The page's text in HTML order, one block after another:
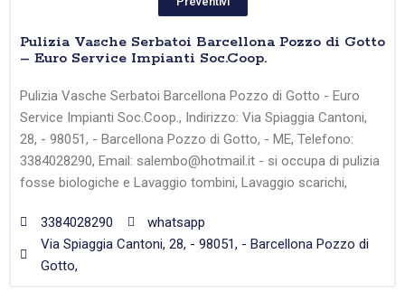
Pulizia Vasche Serbatoi Barcellona Pozzo di Gotto
– Euro Service Impianti Soc.Coop.
Pulizia Vasche Serbatoi Barcellona Pozzo di Gotto - Euro
Service Impianti Soc.Coop., Indirizzo: Via Spiaggia Cantoni,
28, - 98051, - Barcellona Pozzo di Gotto, - ME, Telefono:
3384028290, Email: salembo@hotmail.it - si occupa di pulizia
fosse biologiche e Lavaggio tombini, Lavaggio scarichi,
3384028290
whatsapp
Via Spiaggia Cantoni, 28, - 98051, - Barcellona Pozzo di
Gotto,